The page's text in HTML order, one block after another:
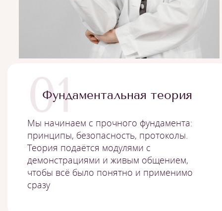
01
Фундаментальная теория
Мы начинаем с прочного фундамента:
принципы, безопасность, протоколы.
Теория подаётся модулями с
демонстрациями и живым общением,
чтобы всё было понятно и применимо
сразу